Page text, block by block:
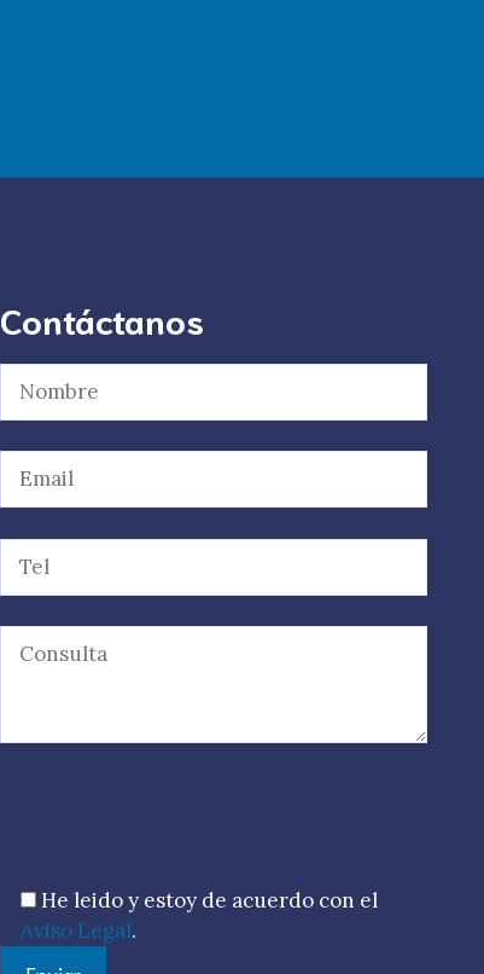
Contáctanos
He leido y estoy de acuerdo con el
Aviso Legal.